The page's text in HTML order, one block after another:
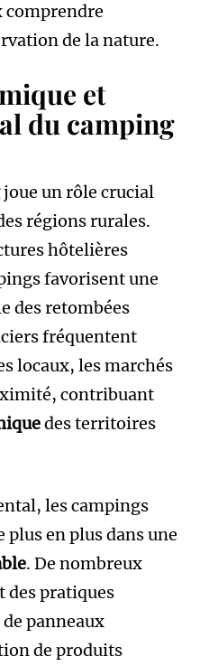
comprendre
de la nature.
et
du camping
joue un rôle crucial
régions rurales.
hôtelières
favorisent une
des retombées
fréquentent
locaux, les marchés
contribuant
des territoires
les campings
plus en plus dans une
. De nombreux
des pratiques
panneaux
de produits